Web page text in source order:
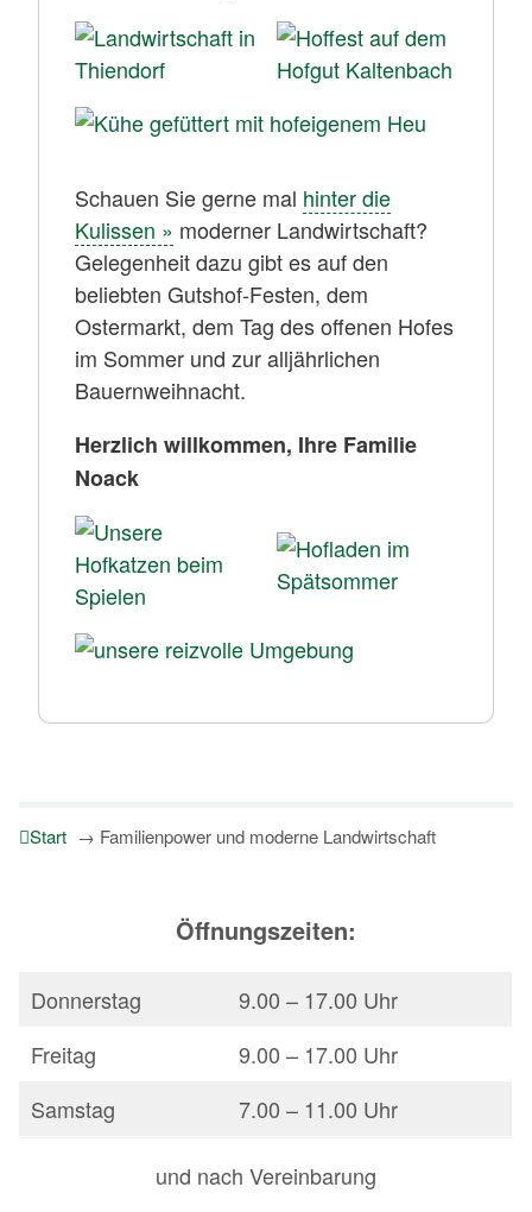
Schauen Sie gerne mal hinter die
Kulissen » moderner Landwirtschaft?
Gelegenheit dazu gibt es auf den
beliebten Gutshof-Festen, dem
Ostermarkt, dem Tag des offenen Hofes
im Sommer und zur alljährlichen
Bauernweihnacht.
Herzlich willkommen, Ihre Familie
Noack
Start → Familienpower und moderne Landwirtschaft
Öffnungszeiten:
Donnerstag
9.00 – 17.00 Uhr
Freitag
9.00 – 17.00 Uhr
Samstag
7.00 – 11.00 Uhr
und nach Vereinbarung